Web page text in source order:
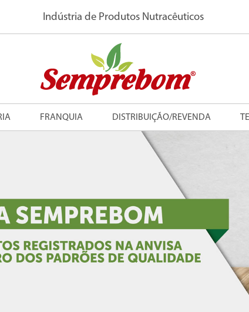
Indústria de Produtos Nutracêuticos
FRANQUIA DISTRIBUIÇÃO/REVENDA